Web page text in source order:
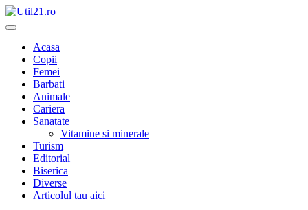
Skip
to
Acasa
Copii
Femei
Barbati
Animale
Cariera
Sanatate
Vitamine si minerale
Turism
Editorial
Biserica
Diverse
Articolul tau aici